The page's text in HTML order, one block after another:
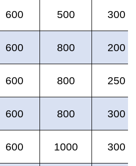
600 500 300
600 800 200
600 800 250
600 800 300
600 1000 300